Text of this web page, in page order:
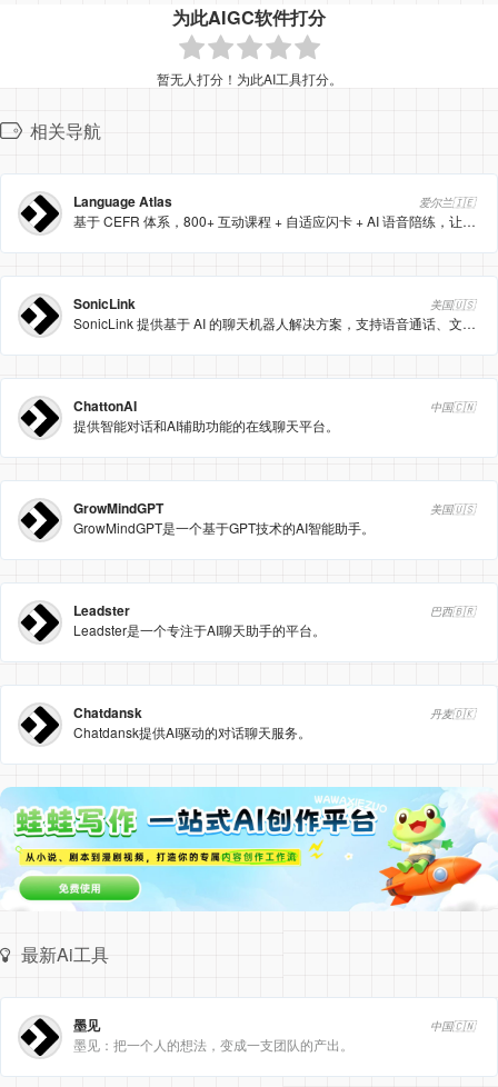
为此AIGC软件打分
暂无人打分！为此AI工具打分。
相关导航
Language Atlas 爱尔兰🇮🇪
基于 CEFR 体系，800+ 互动课程 + 自适应闪卡 + AI 语音陪练，让全球用户每天用 30 分钟就能高效学法语或西语。
SonicLink 美国🇺🇸
SonicLink 提供基于 AI 的聊天机器人解决方案，支持语音通话、文本消息、电子邮件和实时网络聊天等多种交互方式，能够 24/7 全天候实时响应客户请求。
ChattonAI 中国🇨🇳
提供智能对话和AI辅助功能的在线聊天平台。
GrowMindGPT 美国🇺🇸
GrowMindGPT是一个基于GPT技术的AI智能助手。
Leadster 巴西🇧🇷
Leadster是一个专注于AI聊天助手的平台。
Chatdansk 丹麦🇩🇰
Chatdansk提供AI驱动的对话聊天服务。
最新Ai工具
墨见 中国🇨🇳
墨见：把一个人的想法，变成一支团队的产出。